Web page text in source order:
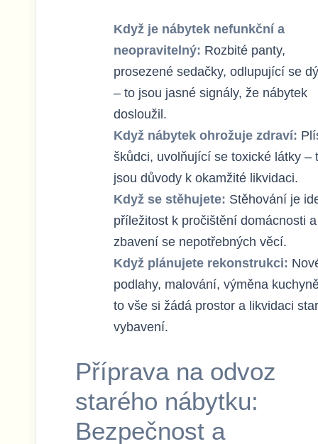
Když je nábytek nefunkční a
neopravitelný: Rozbité panty,
prosezené sedačky, odlupující se
– to jsou jasné signály, že nábytek
dosloužil.
Když nábytek ohrožuje zdraví:
škůdci, uvolňující se toxické látky –
jsou důvody k okamžité likvidaci.
Když se stěhujete: Stěhování je
příležitost k pročištění domácnosti a
zbavení se nepotřebných věcí.
Když plánujete rekonstrukci:
podlahy, malování, výměna
to vše si žádá prostor a likvidaci
vybavení.
Příprava na odvoz
starého nábytku:
Bezpečnost a